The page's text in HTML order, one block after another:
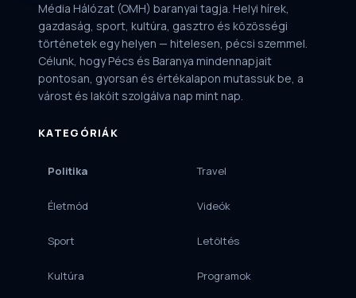
Média Hálózat (OMH) baranyai tagja. Helyi hírek,
gazdaság, sport, kultúra, gasztro és közösségi
történetek egy helyen — hitelesen, pécsi szemmel.
Célunk, hogy Pécs és Baranya mindennapjait
pontosan, gyorsan és értékalapon mutassuk be, a
várost és lakóit szolgálva nap mint nap.
KATEGÓRIÁK
Politika
Életmód
Sport
Kultúra
Travel
Videók
Letöltés
Programok